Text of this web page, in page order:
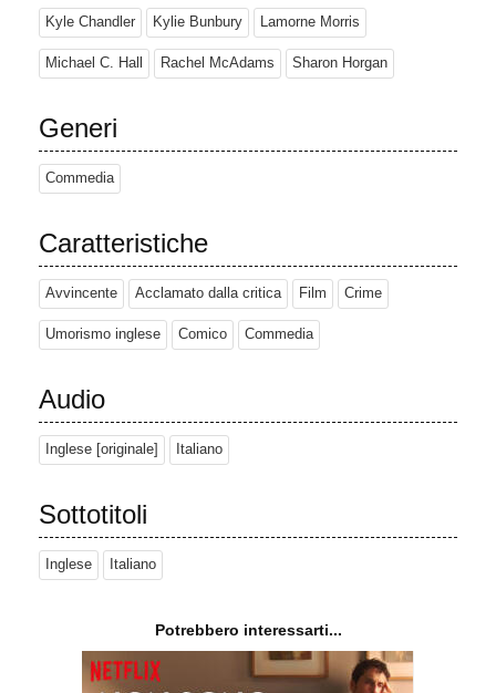
Kyle Chandler Kylie Bunbury Lamorne Morris
Michael C. Hall Rachel McAdams Sharon Horgan
Generi
Commedia
Caratteristiche
Avvincente Acclamato dalla critica Film Crime
Umorismo inglese Comico Commedia
Audio
Inglese [originale] Italiano
Sottotitoli
Inglese Italiano
Potrebbero interessarti...